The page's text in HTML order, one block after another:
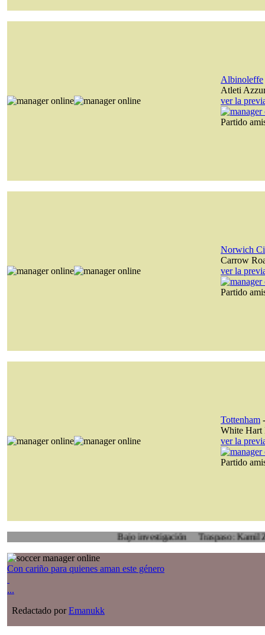
Albinoleffe
Atleti
ver la
Partido
Norwich
Carrow
ver la
Partido
Tottenham
White Hart
ver la
Partido
Bajo investigación Traspaso: Kamil Zoidl,
Con cariño para quienes aman este género
...
Redactado porEmanukk